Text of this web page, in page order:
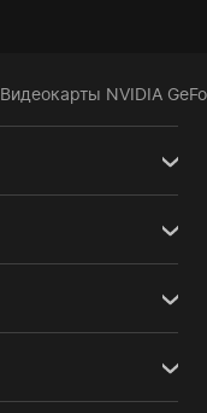
Видеокарты NVIDIA